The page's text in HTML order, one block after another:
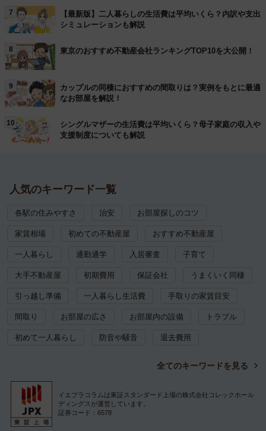
7
【最新版】二人暮らしの生活費は平均いくら？内訳や支出
シミュレーションも解説
8 東京のおすすめ不動産会社ランキングTOP10を大公開！
9
カップルの同棲におすすめの間取りは？実例をもとに最適
なお部屋を解説！
10
シングルマザーの生活費は平均いくら？母子家庭の収入や
支援制度についても解説
人気のキーワード一覧
各駅の住みやすさ 治安 お部屋探しのコツ
家賃相場 初めての不動産屋 おすすめ不動産屋
一人暮らし 通勤通学 入居審査 子育て
大手不動産屋 初期費用 保証会社 うまくいく同棲
引っ越し準備 一人暮らし生活費 手取りの家賃目安
間取り お部屋の広さ お部屋内の設備 トラブル
初めて一人暮らし 防音や騒音 退去費用
全てのキーワードを見る
イエプラコラムは東証スタンダード上場の株式会社コレックホール
ディングスが運営しています。
証券コード：6578